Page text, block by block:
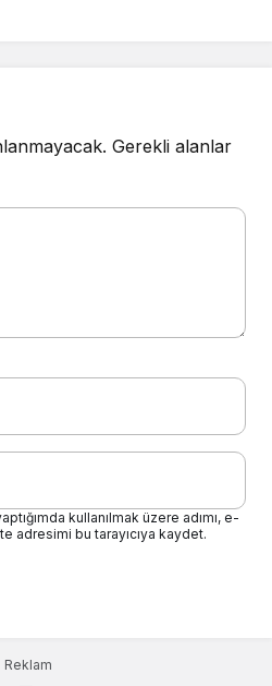
Gerekli alanlar
kullanılmak üzere adımı, e-
adresimi bu tarayıcıya kaydet.
Reklam